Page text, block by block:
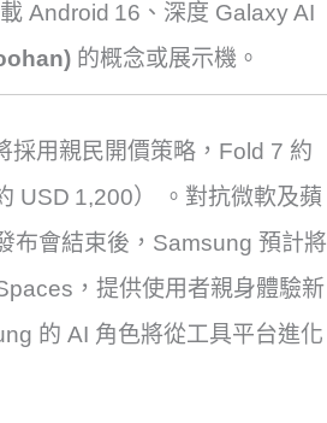
載 Android 16、深度 Galaxy AI
的概念或展示機 。
採用親民開價策略，Fold 7 約
USD 1,200）
。對抗微軟及蘋
布會結束後，Samsung 預計將
，提供使用者親身體驗新
的 AI 角色將從工具平台進化